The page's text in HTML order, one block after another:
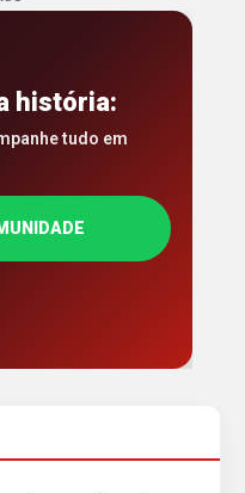
história:
tudo em